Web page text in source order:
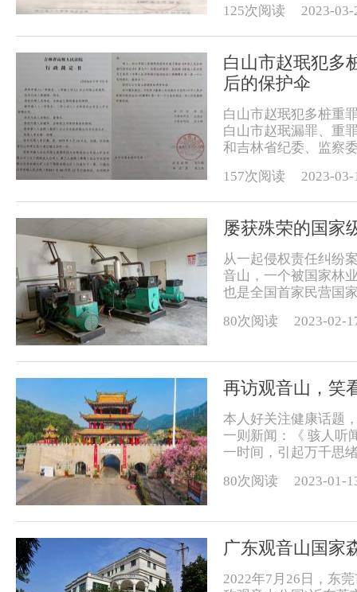
125次阅读
2023-
白山市赵珉犯多
后的保护伞
白山市赵珉犯多桩重
白山市赵珉漏罪、重
和吉林省纪委、监察
157次阅读
2023-
屡获殊荣的国家
从一起侵权责任纠纷
音山，一个被国家林
也是全国首家民营国
80次阅读
2023-02-
再访观音山，笑
本人好关注健康话题
一则新闻：《 骇人听
一时间，引起万千思
80次阅读
2023-01-
广东观音山国家
2022年7月26日，东